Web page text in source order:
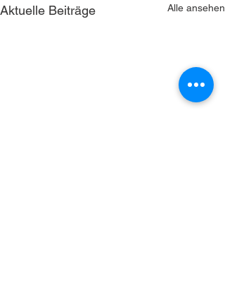
Aktuelle Beiträge Alle ansehen